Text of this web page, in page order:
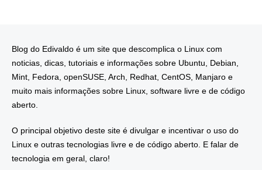
Blog do Edivaldo é um site que descomplica o Linux com
noticias, dicas, tutoriais e informações sobre Ubuntu, Debian,
Mint, Fedora, openSUSE, Arch, Redhat, CentOS, Manjaro e
muito mais informações sobre Linux, software livre e de código
aberto.
O principal objetivo deste site é divulgar e incentivar o uso do
Linux e outras tecnologias livre e de código aberto. E falar de
tecnologia em geral, claro!